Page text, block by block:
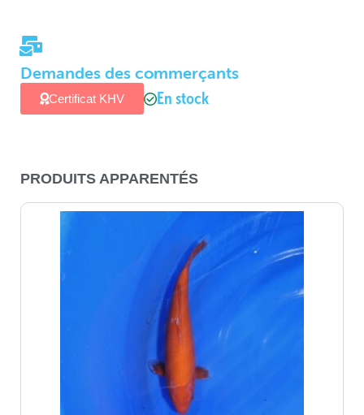
Demandes des commerçants
Certificat KHV En stock
PRODUITS APPARENTÉS